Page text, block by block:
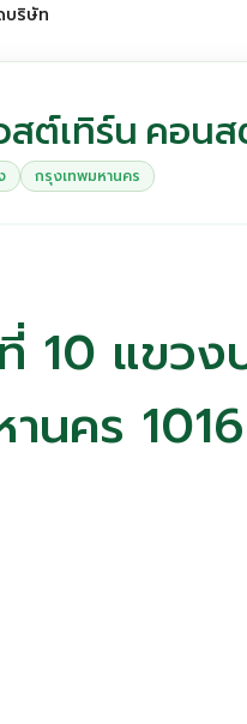
บริษัท
สต์เทิร์น คอน
กรุงเทพมหานคร
10 แขวง
นคร